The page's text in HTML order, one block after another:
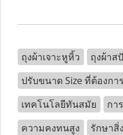
ถุงผ้าเจาะหูหิ้ว
ถุงผ้าส
ปรับขนาด Size ที่ต้องการ
เทคโนโลยีทันสมัย
กา
ความคงทนสูง
รักษาสิ่